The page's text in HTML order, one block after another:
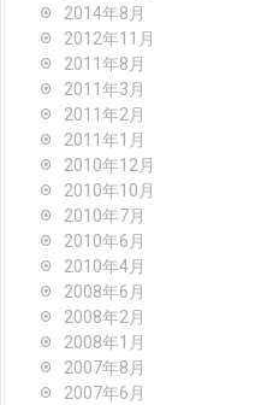
2014年8月
2012年11月
2011年8月
2011年3月
2011年2月
2011年1月
2010年12月
2010年10月
2010年7月
2010年6月
2010年4月
2008年6月
2008年2月
2008年1月
2007年8月
2007年6月